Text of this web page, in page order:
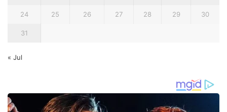
24 25 26 27 28 29 30
31
« Jul